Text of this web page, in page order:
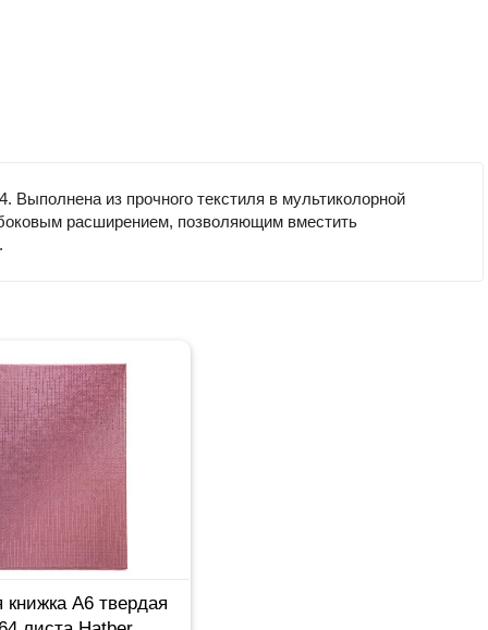
из прочного текстиля в мультиколорной
расширением, позволяющим вместить
книжка А6 твердая